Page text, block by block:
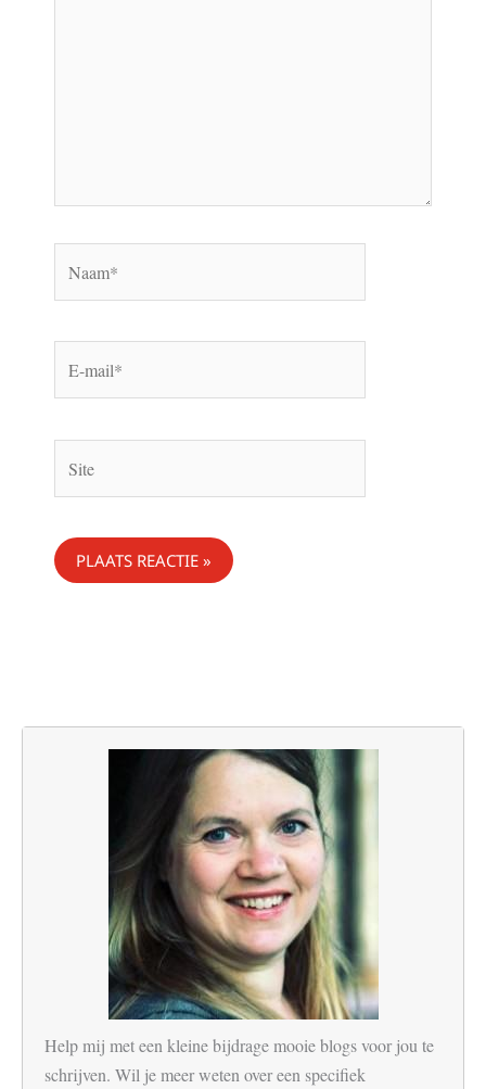
mail*
Help mij met een kleine bijdrage mooie blogs voor jou te
schrijven. Wil je meer weten over een specifiek